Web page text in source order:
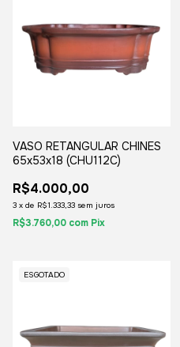
VASO RETANGULAR CHINES
65x53x18 (CHU112C)
R$4.000,00
3 x de R$1.333,33 sem juros
R$3.760,00 com Pix
ESGOTADO